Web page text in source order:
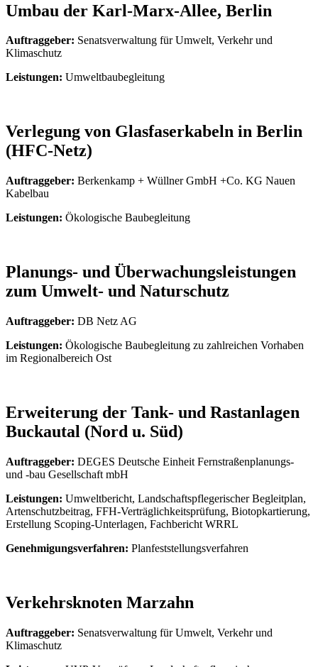
Umbau der Karl-Marx-Allee, Berlin
Auftraggeber: Senatsverwaltung für Umwelt, Verkehr und
Klimaschutz
Leistungen: Umweltbaubegleitung
Verlegung von Glasfaserkabeln in Berlin
(HFC-Netz)
Auftraggeber: Berkenkamp + Wüllner GmbH +Co. KG Nauen
Kabelbau
Leistungen: Ökologische Baubegleitung
Planungs- und Überwachungsleistungen
zum Umwelt- und Naturschutz
Auftraggeber: DB Netz AG
Leistungen: Ökologische Baubegleitung zu zahlreichen Vorhaben
im Regionalbereich Ost
Erweiterung der Tank- und Rastanlagen
Buckautal (Nord u. Süd)
Auftraggeber: DEGES Deutsche Einheit Fernstraßenplanungs-
und -bau Gesellschaft mbH
Leistungen: Umweltbericht, Landschaftspflegerischer Begleitplan,
Artenschutzbeitrag, FFH-Verträglichkeitsprüfung, Biotopkartierung,
Erstellung Scoping-Unterlagen, Fachbericht WRRL
Genehmigungsverfahren: Planfeststellungsverfahren
Verkehrsknoten Marzahn
Auftraggeber: Senatsverwaltung für Umwelt, Verkehr und
Klimaschutz